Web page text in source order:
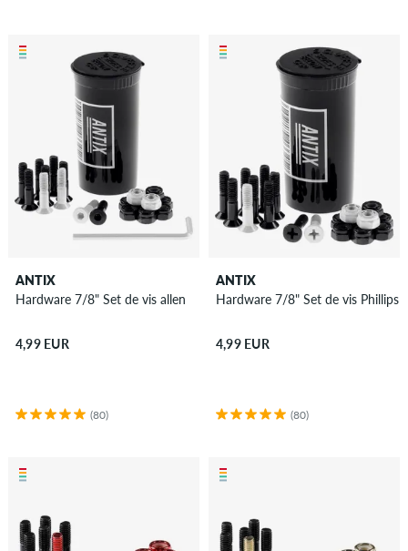
ANTIX
Hardware 7/8" Set de vis allen
4,99 EUR
(80)
ANTIX
Hardware 7/8" Set de vis Phillips
4,99 EUR
(80)